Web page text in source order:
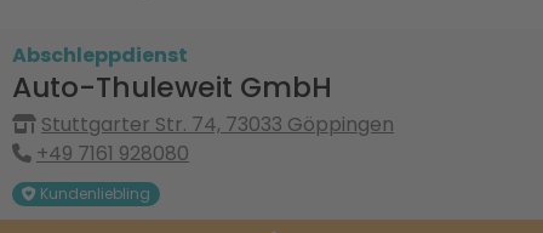
Abschleppdienst
Auto-Thuleweit GmbH
Stuttgarter Str. 74, 73033 Göppingen
+49 7161 928080
Kundenliebling